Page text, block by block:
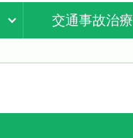
交通事故治療